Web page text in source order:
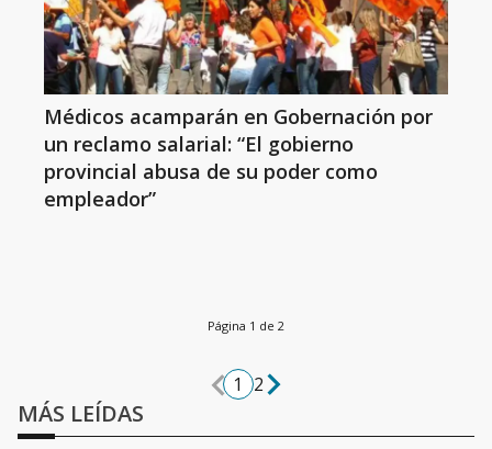
Médicos acamparán en Gobernación por
un reclamo salarial: “El gobierno
provincial abusa de su poder como
empleador”
Página 1 de 2
1 2
MÁS LEÍDAS